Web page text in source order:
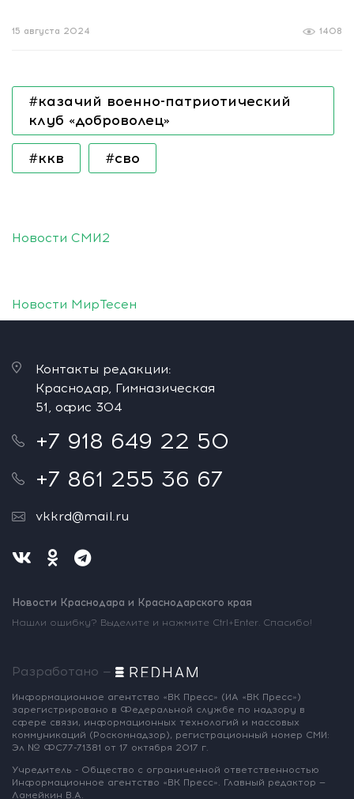
1408
15 августа 2024
#казачий военно-патриотический
клуб «доброволец»
#ккв #сво
Новости СМИ2
Новости МирТесен
Контакты редакции:
Краснодар, Гимназическая
51, офис 304
+7 918 649 22 50
+7 861 255 36 67
vkkrd@mail.ru
Новости Краснодара и Краснодарского края
Нашли ошибку? Выделите и нажмите Ctrl+Enter. Спасибо!
Разработано —
Информационное агентство «ВК Пресс» (ИА «ВК Пресс»)
зарегистрировано в Федеральной службе по надзору в
сфере связи, информационных технологий и массовых
коммуникаций (Роскомнадзор), регистрационный номер СМИ:
Эл № ФС77-71381 от 17 октября 2017 г.
Учредитель - Общество с ограниченной ответственностью
Информационное агентство «ВК Пресс».
Главный редактор —
Ламейкин В.А.